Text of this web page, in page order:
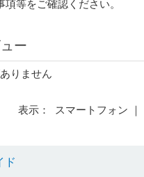
項等をご確認ください。
ー
りません
表示： スマートフォン ｜
ド